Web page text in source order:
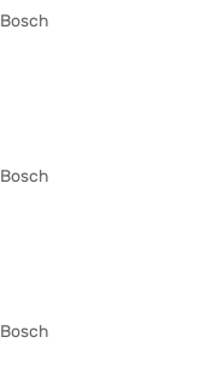
Bosch
Bosch
Bosch